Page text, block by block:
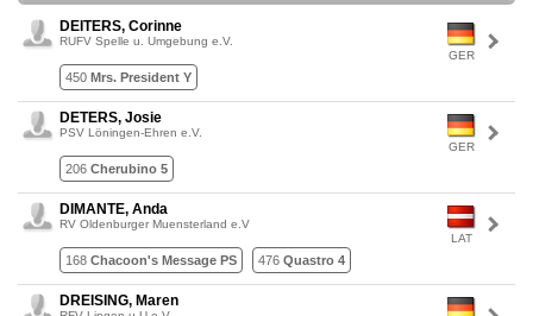
GER
DEITERS, Corinne
RUFV Spelle u. Umgebung e.V.
450 Mrs. President Y
GER
DETERS, Josie
PSV Löningen-Ehren e.V.
206 Cherubino 5
LAT
DIMANTE, Anda
RV Oldenburger Muensterland e.V
168 Chacoon's Message PS 476 Quastro 4
DREISING, Maren